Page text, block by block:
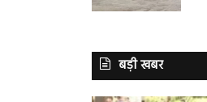
बड़ी खबर